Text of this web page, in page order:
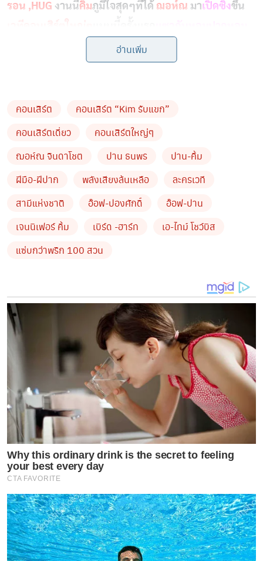
รอน ,HUG งานนี้คิ้มภูมิใจสุดๆที่ได้ ฌอห์ณ มาเปิดซิงขึ้น
ขอโชว์ไมค์เดี่ยวบ้างใน
ทำเอาสาวๆใจละลายเป็นแถว
แข่งกับคิ้ม
เพลง Crazy in love , On the
floor , Wannabe
เผากันเบาๆ
สรุปว่าถึงเราจะ อกหักกันมาบ่อยครั้ง แต่ความรัก
เคย ทำให้ใครต้องตายผ่านเพลง ไม่ตายหรอกเธอ
ท้าย คิ้มชวนอ๊อฟ-ปานออกมา ช่วยกันส่งแขกกลับบ้าน
ด้วยเพลงความหมายดีๆ
เป็นการการันตี
ได้เลยว่าเจนนิเฟอร์ คิ้มเหมาะสมกับคำว่าดีกว่า
สาธารณะ
ตัวจริงเสียงจริง ได้อย่างร้อยเปอร์เซ็นต์
cr. prsociety.net
by TVPOOL ONLINE
อ่านเพิ่ม
คอนเสิร์ต
คอนเสิร์ต “Kim รับแขก”
คอนเสิร์ตเดี่ยว
คอนเสิร์ตใหญ่ๆ
ฌอห์ณ จินดาโชต
ปาน ธนพร
ปาน-คิ้ม
ฝีมือ-ฝีปาก
พลังเสียงล้นเหลือ
ละครเวที
สามีแห่งชาติ
อ๊อฟ-ปองศักดิ์
อ๊อฟ-ปาน
เจนนิเฟอร์ คิ้ม
เบิร์ด -ฮาร์ท
เอ-ไทม์ โชว์บิส
แซ่บกว่าพริก 100 สวน
Why this ordinary drink is the secret to feeling
your best every day
CTA FAVORITE